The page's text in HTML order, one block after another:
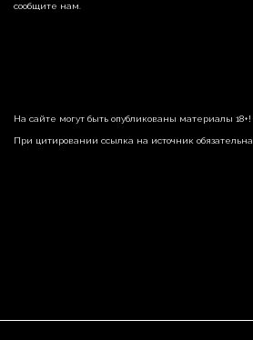
сообщите нам.
На сайте могут быть опубликованы материалы 18+!
При цитировании ссылка на источник обязательна.